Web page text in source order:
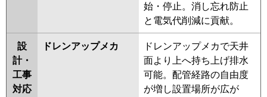
始・停止。消し忘れ防止
と電気代削減に貢献。
設
計・
工事
対応
ドレンアップメカ
ドレンアップメカで天井
面より上へ持ち上げ排水
可能。配管経路の自由度
が増し設置場所が広が